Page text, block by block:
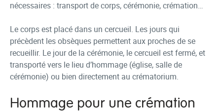
nécessaires : transport de corps, cérémonie, crémation…
Le corps est placé dans un cercueil. Les jours qui
précèdent les obsèques permettent aux proches de se
recueillir. Le jour de la cérémonie, le cercueil est fermé, et
transporté vers le lieu d’hommage (église, salle de
cérémonie) ou bien directement au crématorium.
Hommage pour une crémation